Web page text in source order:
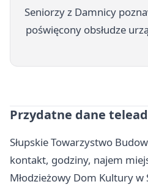
Seniorzy z Damnicy
poświęcony obsłudze
Przydatne dane
Słupskie Towarzystwo
kontakt, godziny, najem
Młodzieżowy Dom Kultury w